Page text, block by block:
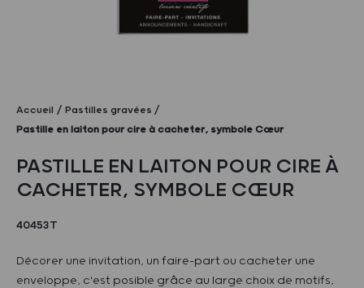
Accueil
Pastilles gravées
Pastille en laiton pour cire à cacheter, symbole Cœur
PASTILLE EN LAITON POUR CIRE À
CACHETER, SYMBOLE CŒUR
40453T
Décorer une invitation, un faire-part ou cacheter une
enveloppe, c'est posible grâce au large choix de motifs,